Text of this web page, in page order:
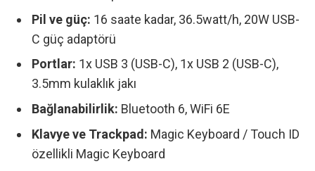
Pil ve güç: 16 saate kadar, 36.5watt/h, 20W USB-
C güç adaptörü
Portlar: 1x USB 3 (USB-C), 1x USB 2 (USB-C),
3.5mm kulaklık jakı
Bağlanabilirlik: Bluetooth 6, WiFi 6E
Klavye ve Trackpad: Magic Keyboard / Touch ID
özellikli Magic Keyboard